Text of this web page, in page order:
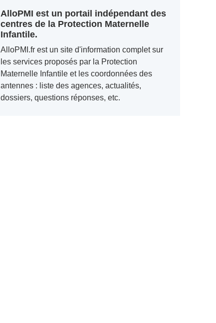
AlloPMI est un portail indépendant des
centres de la Protection Maternelle
Infantile.
AlloPMI.fr est un site d'information complet sur
les services proposés par la Protection
Maternelle Infantile et les coordonnées des
antennes : liste des agences, actualités,
dossiers, questions réponses, etc.